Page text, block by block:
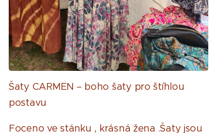
Šaty CARMEN – boho šaty pro štíhlou
postavu
Foceno ve stánku , krásná žena .Šaty jsou